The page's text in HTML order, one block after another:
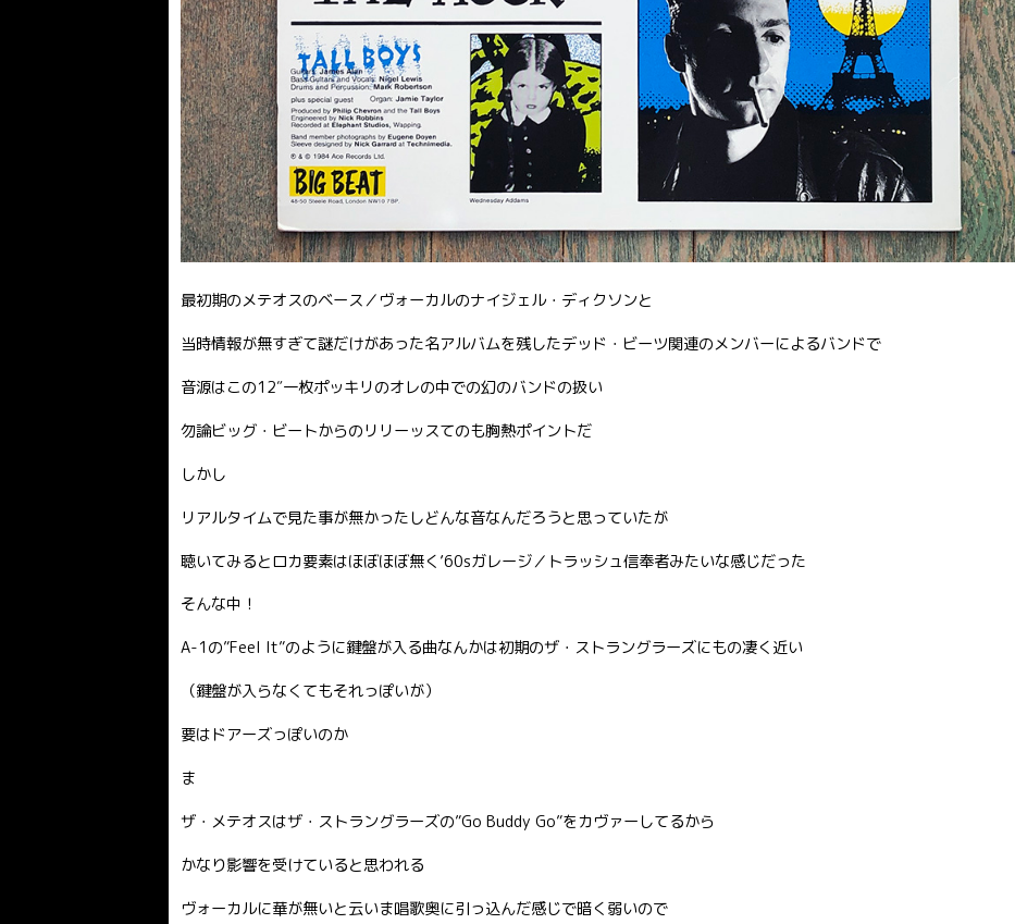
最初期のメテオスのベース／ヴォーカルのナイジェル・ディクソンと
当時情報が無すぎて謎だけがあった名アルバムを残したデッド・ビーツ関連のメンバーによるバンドで
音源はこの12″一枚ポッキリのオレの中での幻のバンドの扱い
勿論ビッグ・ビートからのリリーッスてのも胸熱ポイントだ
しかし
リアルタイムで見た事が無かったしどんな音なんだろうと思っていたが
聴いてみるとロカ要素はほぼほぼ無く’60sガレージ／トラッシュ信奉者みたいな感じだった
そんな中！
A-1の”Feel It”のように鍵盤が入る曲なんかは初期のザ・ストラングラーズにもの凄く近い
（鍵盤が入らなくてもそれっぽいが）
要はドアーズっぽいのか
ま
ザ・メテオスはザ・ストラングラーズの”Go Buddy Go”をカヴァーしてるから
かなり影響を受けていると思われる
ヴォーカルに華が無いと云いま唱歌奥に引っ込んだ感じで暗く弱いので